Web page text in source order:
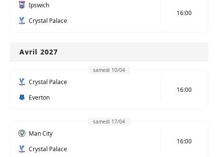
Ipswich
Crystal Palace
16:00
Avril 2027
samedi 10/04
Crystal Palace
Everton
16:00
samedi 17/04
Man City
Crystal Palace
16:00